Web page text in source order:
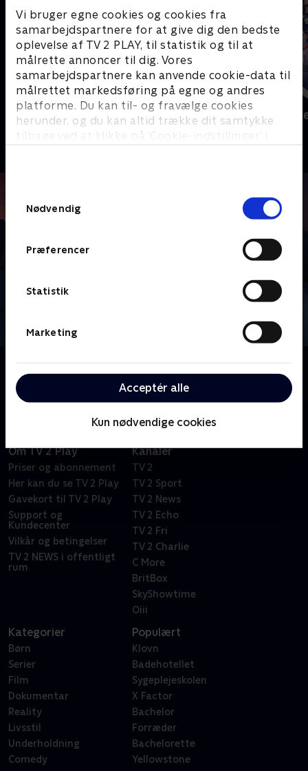
Vi bruger egne cookies og cookies fra
samarbejdspartnere for at give dig den bedste
oplevelse af TV 2 PLAY, til statistik og til at
målrette annoncer til dig. Vores
samarbejdspartnere kan anvende cookie-data til
målrettet markedsføring på egne og andres
platforme. Du kan til- og fravælge cookies
herunder, og du kan altid trække dit samtykke
tilbage ved at klikke på ’Cookie-indstillinger’ i
Nødvendig
Præferencer
Statistik
Marketing
Acceptér alle
Kun nødvendige cookies
Sport Fokus
Sport
Se højdepunkter fra vinter-OL i Milano Cortina.
Om TV 2 Play
Priser og abonnement
Her kan du se TV 2 Play
Gavekort til TV 2 Play
Support og
Kundecenter
Vilkår og betingelser
TV 2 NEWS i offentligt
rum
Kanaler
TV 2
TV 2 Sport
TV 2 News
TV 2 Echo
TV 2 Fri
TV 2 Charlie
C More
BritBox
SkyShowtime
Oiii
Kategorier
Børn
Serier
Film
Dokumentar
Reality
Livsstil
Underholdning
Comedy
Populært
Klovn
Badehotellet
Sygeplejeskolen
X Factor
Bachelor
Forræder
Bachelorette
Yellowstone